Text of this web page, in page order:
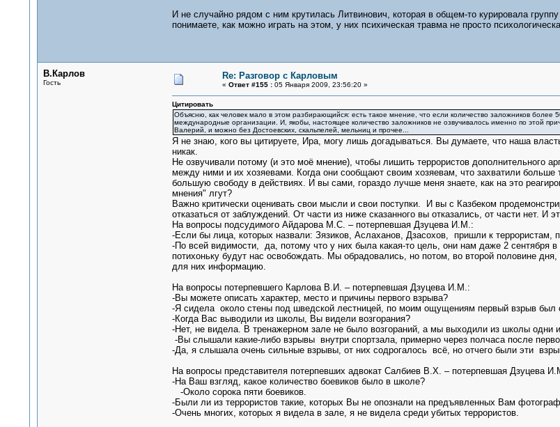
И не случайно рядом с ним крутилась Литвинович, которая в общем-то курировала
понимаете, как можно играть на этом, у них психическая травма не просто
В.Карлов
Гость
Re: Разговор с Карловым
« Ответ #155 :05 Января 2009, 23:56:20 »
Цитировать
Объясню, как человек мало в этом разбирающийся: есть такое мнение, что если количество заложников
международные организации. И, якобы, настоящее количество заложников не озвучивалось именно по этой
Валерий, и можно без Достоевских, скальпелей, мельниц и прочее...
Я не знаю, кого вы цитируете, Ира, могу лишь догадываться. Вы думаете, что наша
никак.
Не озвучивали потому (и это моё мнение), чтобы лишить террористов дополнительного
между ними и их хозяевами. Когда они сообщают своим хозяевам, что захватили
большую свободу в действиях. И вы сами, гораздо лучше меня знаете, как на это
мнения" лгут?
Важно критически оценивать свои мысли и свои поступки. И вы с Казбеком
отказаться от заблуждений. От части из ниже сказанного вы отказались, от части нет. И
На вопросы подсудимого Айдарова М.С. – потерпевшая Дзуцева И.М.:
-Если бы лица, которых назвали: Зязиков, Аслаханов, Дзасохов, пришли к
-По всей видимости, да, потому что у них была какая-то цель, они нам даже 2 сентября
потихоньку будут нас освобождать. Мы обрадовались, но потом, во второй половине
для них информацию.
На вопросы потерпевшего Карлова В.И. – потерпевшая Дзуцева И.М.:
-Вы можете описать характер, место и причины первого взрыва?
-Я сидела около стены под шведской лестницей, по моим ощущениям первый взрыв был
-Когда Вас выводили из школы, Вы видели возгорания?
-Нет, не видела. В тренажерном зале не было возгораний, а мы выходили из школы одни
-Вы слышали какие-либо взрывы внутри спортзала, примерно через полчаса после
-Да, я слышала очень сильные взрывы, от них содрогалось всё, но отчего были эти
На вопросы представителя потерпевших адвокат Салбиев В.Х. – потерпевшая Дзуцева
-На Ваш взгляд, какое количество боевиков было в школе?
-Около сорока пяти боевиков.
-Были ли из террористов такие, которых Вы не опознали на предъявленных Вам
-Очень многих, которых я видела в зале, я не видела среди убитых террористов.